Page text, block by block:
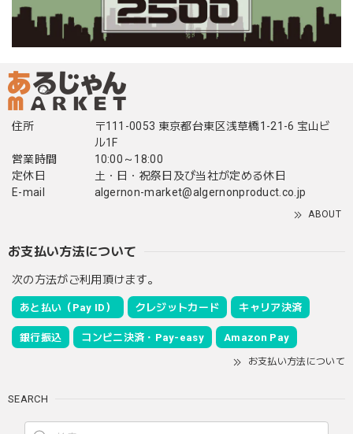
住所
〒111-0053 東京都台東区浅草橋1-21-6 宝山ビ
ル1F
営業時間
10:00～18:00
定休日
土・日・祝祭日及び当社が定める休日
E-mail
algernon-market@algernonproduct.co.jp
ABOUT
お支払い方法について
次の方法がご利用頂けます。
あと払い（Pay ID） クレジットカード キャリア決済
銀行振込 コンビニ決済・Pay-easy Amazon Pay
お支払い方法について
SEARCH